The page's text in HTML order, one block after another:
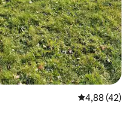
Évaluation
4,88 (42)